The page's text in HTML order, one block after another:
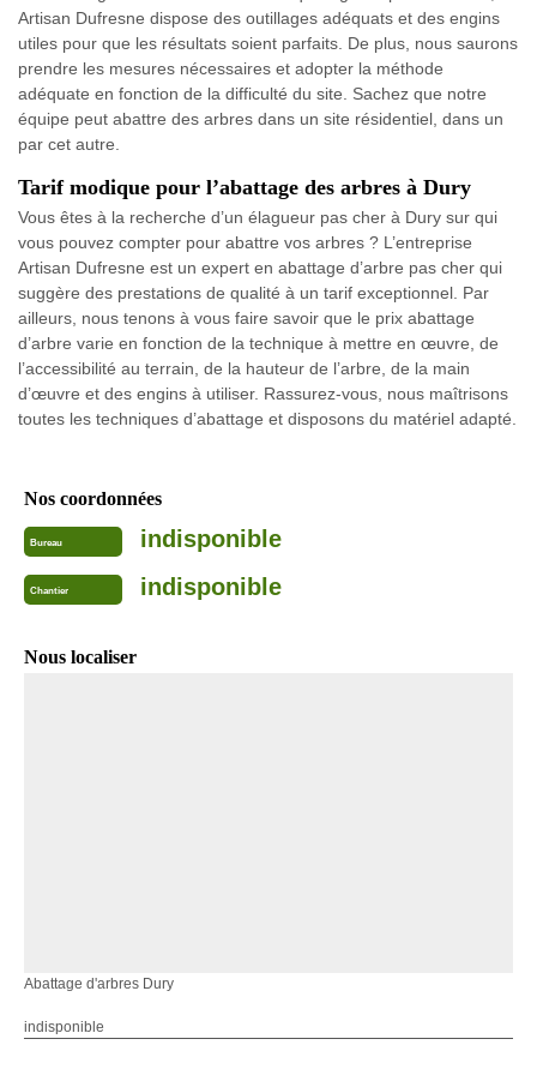
Artisan Dufresne dispose des outillages adéquats et des engins
utiles pour que les résultats soient parfaits. De plus, nous saurons
prendre les mesures nécessaires et adopter la méthode
adéquate en fonction de la difficulté du site. Sachez que notre
équipe peut abattre des arbres dans un site résidentiel, dans un
par cet autre.
Tarif modique pour l’abattage des arbres à Dury
Vous êtes à la recherche d’un élagueur pas cher à Dury sur qui
vous pouvez compter pour abattre vos arbres ? L’entreprise
Artisan Dufresne est un expert en abattage d’arbre pas cher qui
suggère des prestations de qualité à un tarif exceptionnel. Par
ailleurs, nous tenons à vous faire savoir que le prix abattage
d’arbre varie en fonction de la technique à mettre en œuvre, de
l’accessibilité au terrain, de la hauteur de l’arbre, de la main
d’œuvre et des engins à utiliser. Rassurez-vous, nous maîtrisons
toutes les techniques d’abattage et disposons du matériel adapté.
Nos coordonnées
Bureau indisponible
Chantier indisponible
Nous localiser
Abattage d'arbres Dury
indisponible